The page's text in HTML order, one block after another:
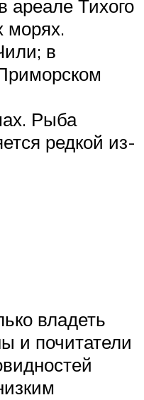
ареале Тихого
морях.
в
Рыба
редкой из-
владеть
и почитатели